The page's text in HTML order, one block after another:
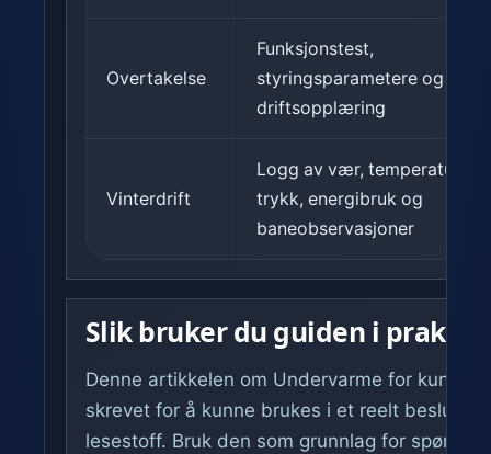
Overtakelse
Funksjonstest,
styringsparametere og
driftsopplæring
Vinterdrift
Logg av vær, temperatur,
trykk, energibruk og
baneobservasjoner
Slik bruker du guiden i praksis
Denne artikkelen om Undervarme for
skrevet for å kunne brukes i et reelt
lesestoff. Bruk den som grunnlag for